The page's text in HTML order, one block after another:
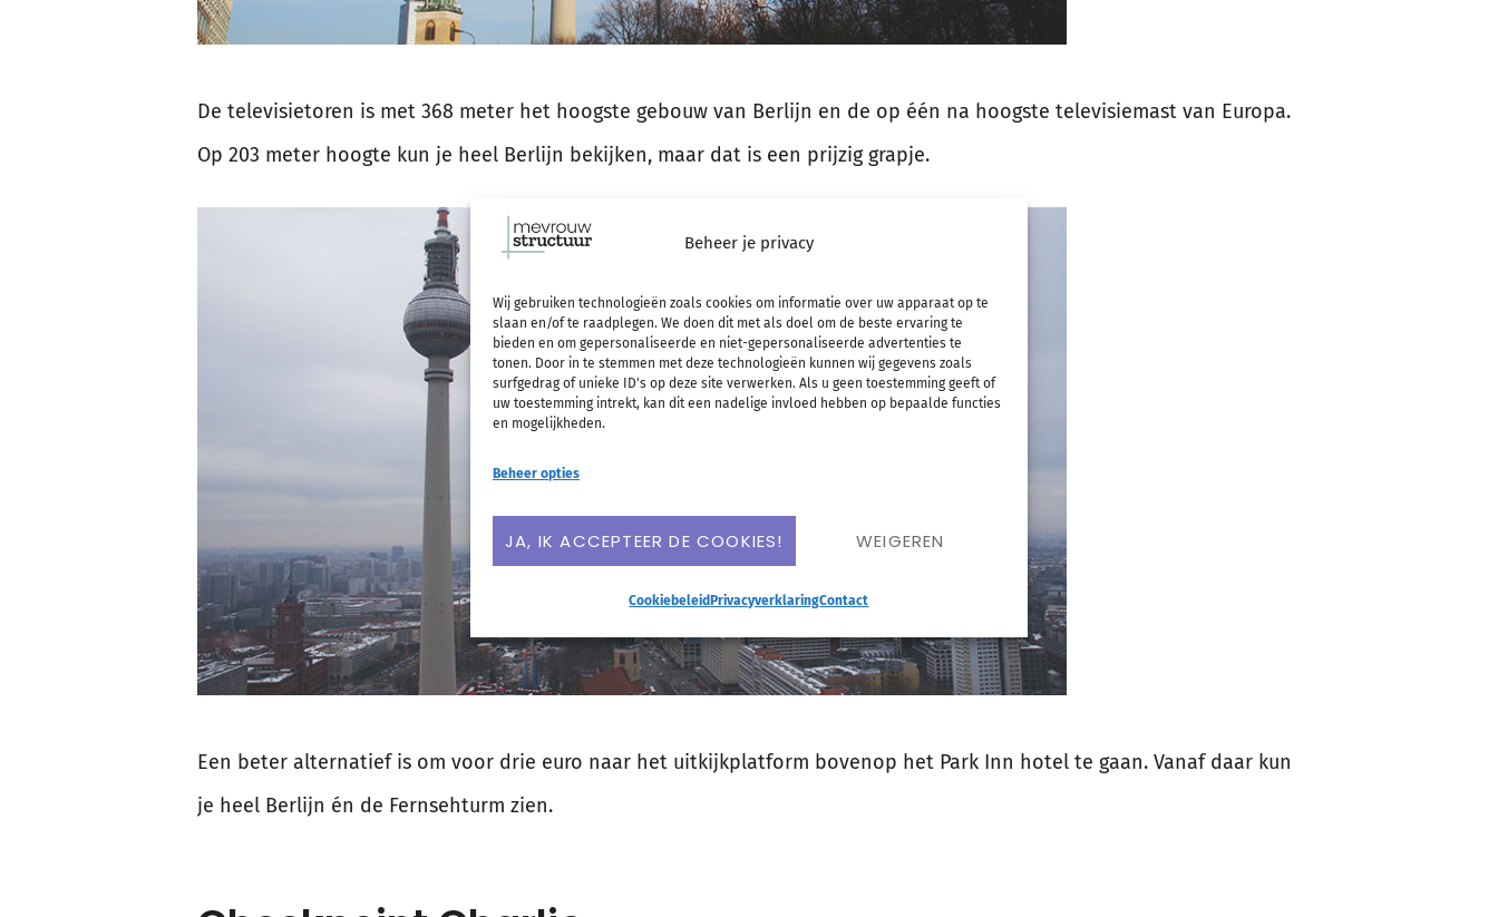
Beheer je privacy
Wij gebruiken technologieën zoals cookies om informatie over uw apparaat op te
slaan en/of te raadplegen. We doen dit met als doel om de beste ervaring te
bieden en om gepersonaliseerde en niet-gepersonaliseerde advertenties te
tonen. Door in te stemmen met deze technologieën kunnen wij gegevens zoals
surfgedrag of unieke ID's op deze site verwerken. Als u geen toestemming geeft of
uw toestemming intrekt, kan dit een nadelige invloed hebben op bepaalde functies
en mogelijkheden.
Beheer opties
JA, IK ACCEPTEER DE COOKIES! WEIGEREN
Cookiebeleid PrivacyverklaringContact
De televisietoren is met 368 meter het hoogste gebouw van Berlijn en de op één na hoogste televisiemast van Europa.
Op 203 meter hoogte kun je heel Berlijn bekijken, maar dat is een prijzig grapje.
Een beter alternatief is om voor drie euro naar het uitkijkplatform bovenop het Park Inn hotel te gaan. Vanaf daar kun
je heel Berlijn én de Fernsehturm zien.